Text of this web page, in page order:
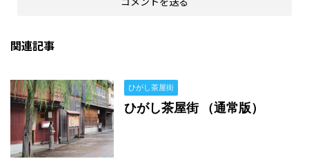
関連記事
ひがし茶屋街
ひがし茶屋街 （通常版）